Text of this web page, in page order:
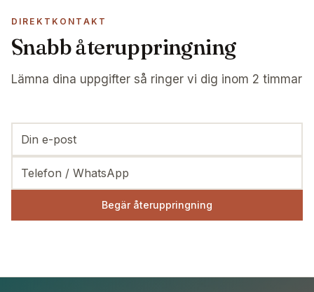
DIREKTKONTAKT
Snabb återuppringning
Lämna dina uppgifter så ringer vi dig inom 2 timmar
Begär återuppringning